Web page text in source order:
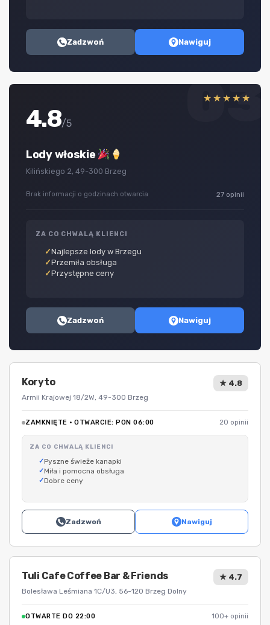
Zadzwoń Nawiguj
03
★★★★★
4.8/5
Lody włoskie
Kilińskiego 2, 49-300 Brzeg
Brak informacji o godzinach otwarcia 27 opinii
ZA CO CHWALĄ KLIENCI
Najlepsze lody w Brzegu
Przemiła obsługa
Przystępne ceny
Zadzwoń Nawiguj
Koryto
Armii Krajowej 18/2W, 49-300 Brzeg
★ 4.8
ZAMKNIĘTE · OTWARCIE: PON 06:00 20 opinii
ZA CO CHWALĄ KLIENCI
Pyszne świeże kanapki
Miła i pomocna obsługa
Dobre ceny
Zadzwoń Nawiguj
Tuli Cafe Coffee Bar & Friends
Bolesława Leśmiana 1C/U3, 56-120 Brzeg Dolny
★ 4.7
OTWARTE DO 22:00 100+ opinii